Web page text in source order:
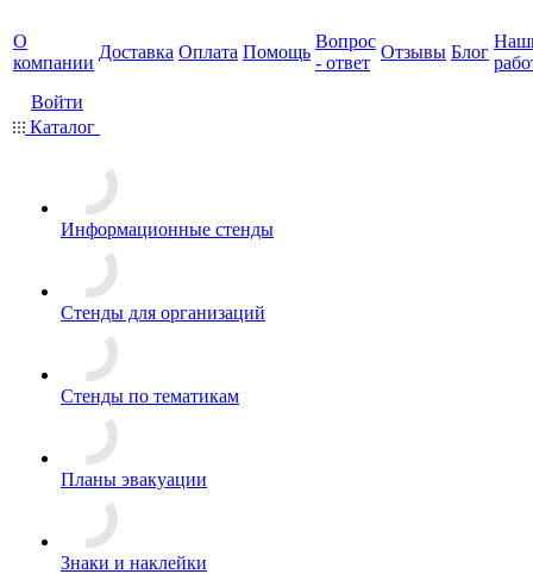
О
компании
Доставка Оплата Помощь
Вопрос
- ответ
Отзывы Блог
Войти
Каталог
Информационные стенды
Стенды для организаций
Стенды по тематикам
Планы эвакуации
Знаки и наклейки